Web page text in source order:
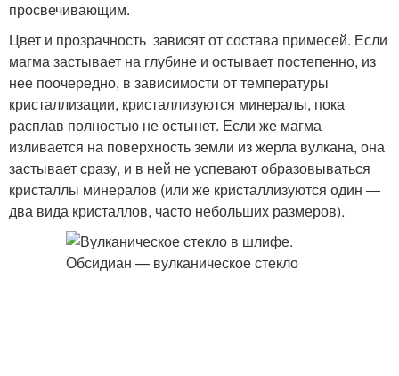
просвечивающим.
Цвет и прозрачность зависят от состава примесей. Если
магма застывает на глубине и остывает постепенно, из
нее поочередно, в зависимости от температуры
кристаллизации, кристаллизуются минералы, пока
расплав полностью не остынет. Если же магма
изливается на поверхность земли из жерла вулкана, она
застывает сразу, и в ней не успевают образовываться
кристаллы минералов (или же кристаллизуются один —
два вида кристаллов, часто небольших размеров).